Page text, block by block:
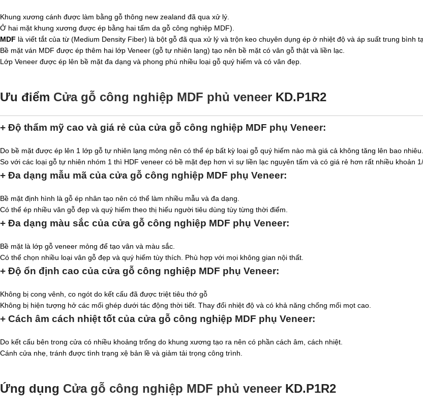
Khung xương cánh được làm bằng gỗ thông new zealand đã qua xử lý.
Ở hai mặt khung xương được ép bằng hai tấm da gỗ công nghiệp MDF).
MDF là viết tắt của từ (Medium Density Fiber) là bột gỗ đã qua xử lý và trộn keo chuyên dụng ép ở nhiệt độ và áp suất trung bình
Bề mặt ván MDF được ép thêm hai lớp Veneer (gỗ tự nhiên lạng) tạo nên bề mặt có vân gỗ thật và liền lạc.
Lớp Veneer được ép lên bề mặt đa dạng và phong phú nhiều loại gỗ quý hiếm và có vân đẹp.
Ưu điểm Cửa gỗ công nghiệp MDF phủ veneer KD.P1R2
+ Độ thẩm mỹ cao và giá rẻ của cửa gỗ công nghiệp MDF phụ Veneer:
Do bề mặt được ép lên 1 lớp gỗ tự nhiên lạng mỏng nên có thể ép bất kỳ loại gỗ quý hiếm nào mà giá cả không tăng lên bao nhiêu.
So với các loại gỗ tự nhiên nhóm 1 thì HDF veneer có bề mặt đẹp hơn vì sự liền lạc nguyên tấm và có giá rẻ hơn rất nhiều khoản
+ Đa dạng mẫu mã của cửa gỗ công nghiệp MDF phụ Veneer:
Bề mặt định hình là gỗ ép nhân tạo nên có thể làm nhiều mẫu và đa dạng.
Có thể ép nhiều vân gỗ đẹp và quý hiếm theo thị hiếu người tiêu dùng tùy từng thời điểm.
+ Đa dạng màu sắc của cửa gỗ công nghiệp MDF phụ Veneer:
Bề mặt là lớp gỗ veneer mỏng để tạo vân và màu sắc.
Có thể chọn nhiều loại vân gỗ đẹp và quý hiếm tùy thích. Phù hợp với mọi không gian nội thất.
+ Độ ổn định cao của cửa gỗ công nghiệp MDF phụ Veneer:
Không bị cong vênh, co ngót do kết cấu đã được triệt tiêu thớ gỗ
Không bị hiện tượng hở các mối ghép dưới tác động thời tiết. Thay đổi nhiệt độ và có khả năng chống mối mọt cao.
+ Cách âm cách nhiệt tốt của cửa gỗ công nghiệp MDF phụ Veneer:
Do kết cấu bên trong cửa có nhiều khoảng trống do khung xương tạo ra nên có phần cách âm, cách nhiệt.
Cánh cửa nhẹ, tránh được tình trạng xệ bản lề và giảm tải trọng công trình.
Ứng dụng Cửa gỗ công nghiệp MDF phủ veneer KD.P1R2